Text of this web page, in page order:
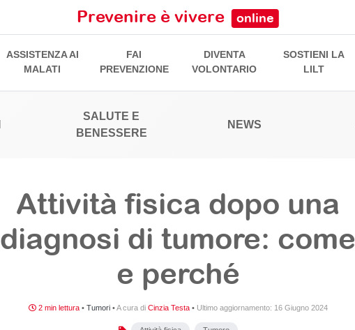
Prevenire è vivere online
ASSISTENZA AI
MALATI
FAI
PREVENZIONE
DIVENTA
VOLONTARIO
SOSTIENI LA
LILT
SALUTE E
BENESSERE
NEWS
Attività fisica dopo una
diagnosi di tumore: come
e perché
2 min lettura • Tumori • A cura di Cinzia Testa • Ultimo aggiornamento: 16 Giugno 2024